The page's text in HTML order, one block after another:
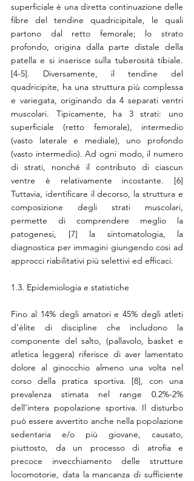
superficiale è una diretta continuazione delle
fibre del tendine quadricipitale, le quali
partono dal retto femorale; lo strato
profondo, origina dalla parte distale della
patella e si inserisce sulla tuberosità tibiale.
[4-5]. Diversamente, il tendine del
quadricipite, ha una struttura più complessa
e variegata, originando da 4 separati ventri
muscolari. Tipicamente, ha 3 strati: uno
superficiale (retto femorale), intermedio
(vasto laterale e mediale), uno profondo
(vasto intermedio). Ad ogni modo, il numero
di strati, nonché il contributo di ciascun
ventre è relativamente incostante. [6]
Tuttavia, identificare il decorso, la struttura e
composizione degli strati muscolari,
permette di comprendere meglio la
patogenesi, [7] la sintomatologia, la
diagnostica per immagini giungendo cosi ad
approcci riabilitativi più selettivi ed efficaci.
1.3. Epidemiologia e statistiche
Fino al 14% degli amatori e 45% degli atleti
d’élite di discipline che includono la
componente del salto, (pallavolo, basket e
atletica leggera) riferisce di aver lamentato
dolore al ginocchio almeno una volta nel
corso della pratica sportiva. [8], con una
prevalenza stimata nel range 0.2%-2%
dell’intera popolazione sportiva. Il disturbo
può essere avvertito anche nella popolazione
sedentaria e/o più giovane, causato,
piuttosto, da un processo di atrofia e
precoce invecchiamento delle strutture
locomotorie, data la mancanza di sufficiente